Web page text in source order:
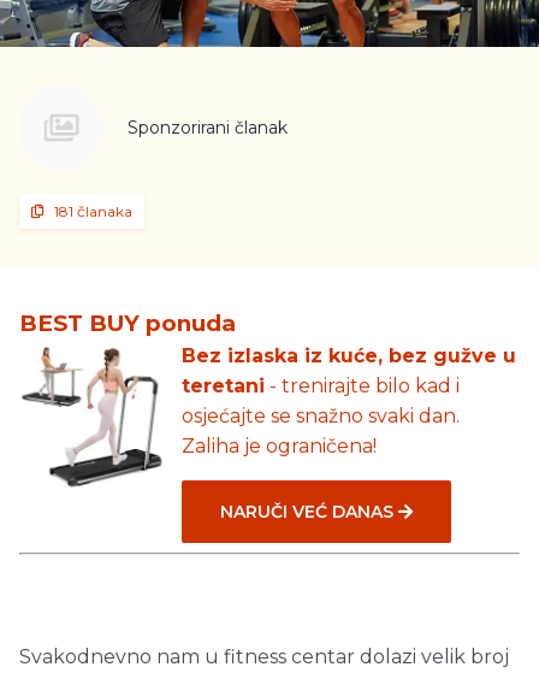
Sponzorirani članak
181 članaka
BEST BUY ponuda
Bez izlaska iz kuće, bez gužve u
teretani - trenirajte bilo kad i
osjećajte se snažno svaki dan.
Zaliha je ograničena!
NARUČI VEĆ DANAS
Svakodnevno nam u fitness centar dolazi velik broj